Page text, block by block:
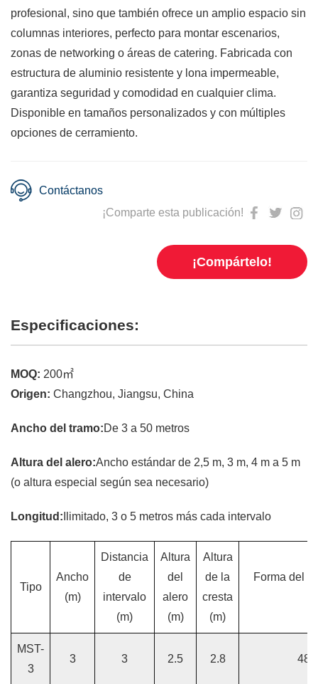
profesional, sino que también ofrece un amplio espacio sin
columnas interiores, perfecto para montar escenarios,
zonas de networking o áreas de catering. Fabricada con
estructura de aluminio resistente y lona impermeable,
garantiza seguridad y comodidad en cualquier clima.
Disponible en tamaños personalizados y con múltiples
opciones de cerramiento.
Contáctanos
¡Comparte esta publicación!
¡Compártelo!
Especificaciones:
MOQ: 200㎡
Origen: Changzhou, Jiangsu, China
Ancho del tramo:De 3 a 50 metros
Altura del alero:Ancho estándar de 2,5 m, 3 m, 4 m a 5 m
(o altura especial según sea necesario)
Longitud: Ilimitado, 3 o 5 metros más cada intervalo
Tipo
Ancho
(m)
Distancia
de
intervalo
(m)
Altura
del
alero
(m)
Altura
de la
cresta
(m)
Forma del
MST-
3
3 3 2.5 2.8